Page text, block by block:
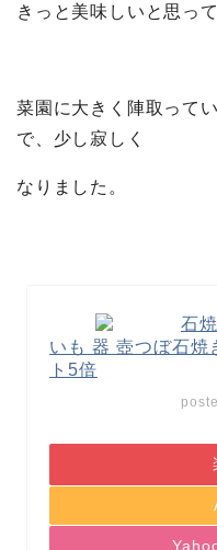
きっと美味しいと思っ
菜園に大きく陣取って
で、少し寂しく
なりました。
石
いも 器 壺つぼ石焼
ト5倍